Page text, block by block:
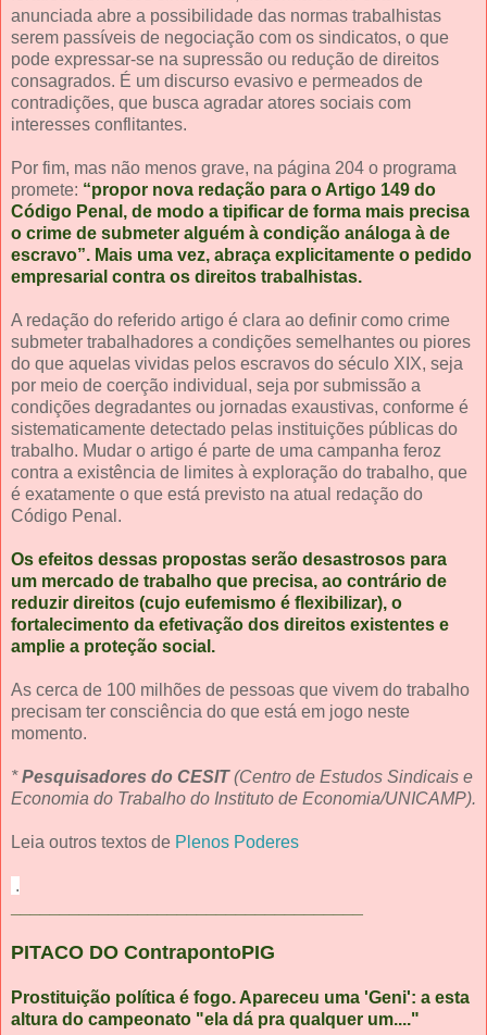
anunciada abre a possibilidade das normas trabalhistas
serem passíveis de negociação com os sindicatos, o que
pode expressar-se na supressão ou redução de direitos
consagrados. É um discurso evasivo e permeados de
contradições, que busca agradar atores sociais com
interesses conflitantes.
Por fim, mas não menos grave, na página 204 o programa
promete: “propor nova redação para o Artigo 149 do
Código Penal, de modo a tipificar de forma mais precisa
o crime de submeter alguém à condição análoga à de
escravo”. Mais uma vez, abraça explicitamente o pedido
empresarial contra os direitos trabalhistas.
A redação do referido artigo é clara ao definir como crime
submeter trabalhadores a condições semelhantes ou piores
do que aquelas vividas pelos escravos do século XIX, seja
por meio de coerção individual, seja por submissão a
condições degradantes ou jornadas exaustivas, conforme é
sistematicamente detectado pelas instituições públicas do
trabalho. Mudar o artigo é parte de uma campanha feroz
contra a existência de limites à exploração do trabalho, que
é exatamente o que está previsto na atual redação do
Código Penal.
Os efeitos dessas propostas serão desastrosos para
um mercado de trabalho que precisa, ao contrário de
reduzir direitos (cujo eufemismo é flexibilizar), o
fortalecimento da efetivação dos direitos existentes e
amplie a proteção social.
As cerca de 100 milhões de pessoas que vivem do trabalho
precisam ter consciência do que está em jogo neste
momento.
*Pesquisadores do CESIT(Centro de Estudos Sindicais e
Economia do Trabalho do Instituto de Economia/UNICAMP).
Leia outros textos de Plenos Poderes
.
PITACO DO ContrapontoPIG
Prostituição política é fogo. Apareceu uma 'Geni': a esta
altura do campeonato "ela dá pra qualquer um...."